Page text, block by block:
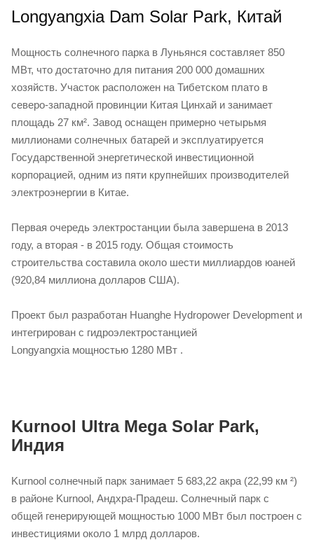
Longyangxia Dam Solar Park, Китай
Мощность солнечного парка в Луньянся составляет 850
МВт, что достаточно для питания 200 000 домашних
хозяйств. Участок расположен на Тибетском плато в
северо-западной провинции Китая Цинхай и занимает
площадь 27 км². Завод оснащен примерно четырьмя
миллионами солнечных батарей и эксплуатируется
Государственной энергетической инвестиционной
корпорацией, одним из пяти крупнейших производителей
электроэнергии в Китае.
Первая очередь электростанции была завершена в 2013
году, а вторая - в 2015 году. Общая стоимость
строительства составила около шести миллиардов юаней
(920,84 миллиона долларов США).
Проект был разработан Huanghe Hydropower Development и
интегрирован с гидроэлектростанцией
Longyangxia мощностью 1280 МВт .
Kurnool Ultra Mega Solar Park,
Индия
Kurnool солнечный парк занимает 5 683,22 акра (22,99 км ²)
в районе Kurnool, Андхра-Прадеш. Солнечный парк с
общей генерирующей мощностью 1000 МВт был построен с
инвестициями около 1 млрд долларов.